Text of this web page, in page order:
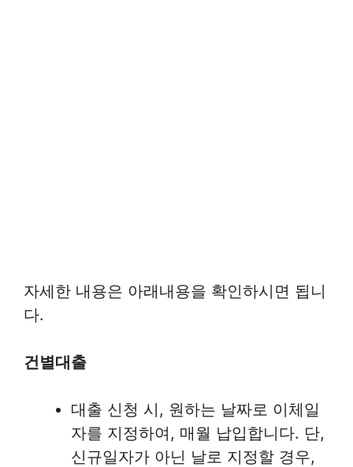
자세한 내용은 아래내용을 확인하시면 됩니
다.
건별대출
대출 신청 시, 원하는 날짜로 이체일
자를 지정하여, 매월 납입합니다. 단,
신규일자가 아닌 날로 지정할 경우,